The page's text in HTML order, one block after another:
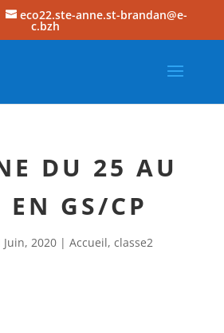
eco22.ste-anne.st-brandan@e-
c.bzh
DU 25 AU
GS/CP
Juin, 2020| Accueil, classe2